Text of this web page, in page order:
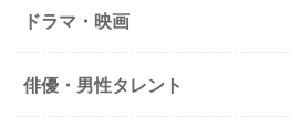
ドラマ・映画
俳優・男性タレント